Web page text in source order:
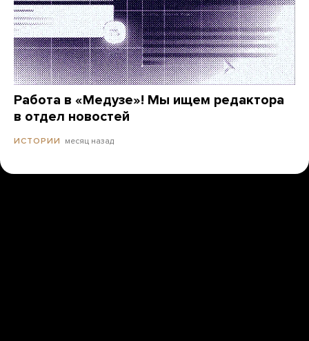
Работа в «Медузе»! Мы ищем редактора
в отдел новостей
ИСТОРИИ месяц назад